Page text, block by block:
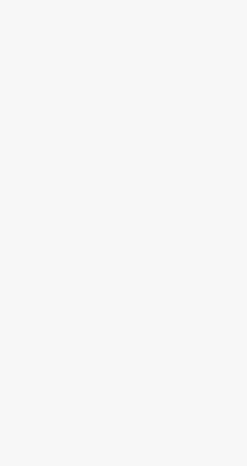
HOHE GASPREISE WIRKEN